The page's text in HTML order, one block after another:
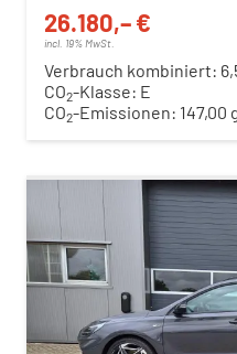
26.180,– €
incl. 19% MwSt.
Verbrauch kombiniert:
CO2-Klasse: E
CO2-Emissionen: 147,00